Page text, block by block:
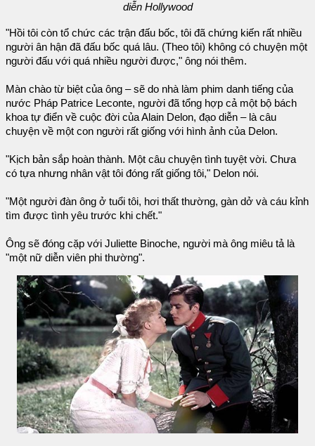
diễn Hollywood
"Hồi tôi còn tổ chức các trận đấu bốc, tôi đã chứng kiến rất nhiều
người ân hận đã đấu bốc quá lâu. (Theo tôi) không có chuyện một
người đấu với quá nhiều người được," ông nói thêm.
Màn chào từ biệt của ông – sẽ do nhà làm phim danh tiếng của
nước Pháp Patrice Leconte, người đã tổng hợp cả một bộ bách
khoa tự điển về cuộc đời của Alain Delon, đạo diễn – là câu
chuyện về một con người rất giống với hình ảnh của Delon.
"Kịch bản sắp hoàn thành. Một câu chuyện tình tuyệt vời. Chưa
có tựa nhưng nhân vật tôi đóng rất giống tôi," Delon nói.
"Một người đàn ông ở tuổi tôi, hơi thất thường, gàn dở và cáu kỉnh
tìm được tình yêu trước khi chết."
Ông sẽ đóng cặp với Juliette Binoche, người mà ông miêu tả là
"một nữ diễn viên phi thường".